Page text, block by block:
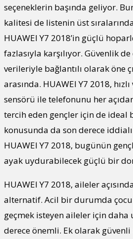
seçeneklerin başında geliyor.
kalitesi de listenin üst
HUAWEI Y7 2018’in güçlü
fazlasıyla karşılıyor. Güvenlik
verileriyle bağlantılı olarak öne
arasında. HUAWEI Y7 2018,
sensörü ile telefonunu her
tercih eden gençler için de ideal
konusunda da son derece
HUAWEI Y7 2018, bugünün
ayak uydurabilecek güçlü bir
HUAWEI Y7 2018, aileler
alternatif. Acil bir durumda
geçmek isteyen aileler için
derece önemli. Ek olarak